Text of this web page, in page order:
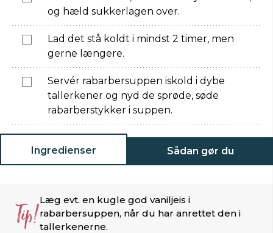
og hæld sukkerlagen over.
Lad det stå koldt i mindst 2 timer, men
gerne længere.
Servér rabarbersuppen iskold i dybe
tallerkener og nyd de sprøde, søde
rabarberstykker i suppen.
Ingredienser Sådan gør du
Tip!Læg evt. en kugle god vaniljeis i
rabarbersuppen, når du har anrettet den i
tallerkenerne.